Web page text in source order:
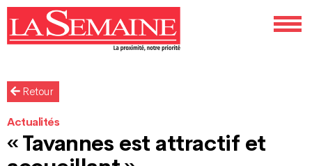
Retour
Actualités
« Tavannes est attractif et